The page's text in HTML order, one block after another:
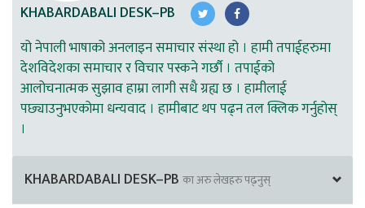
KHABARDABALI DESK–PB
यो नेपाली भाषाको अनलाइन समाचार संस्था हो । हामी तपाईहरुमा
देशविदेशका समाचार र विचार पस्कने गर्छौ । तपाईको
आलोचनात्मक सुझाव हाम्रा लागी सधै ग्रह्य छ । हामीलाई
पछ्याउनुभएकोमा धन्यवाद । हामीबाट थप पढ्न तल क्लिक गर्नुहोस्
।
KHABARDABALI DESK–PB का अरु लेखहरु पढ्नुस्